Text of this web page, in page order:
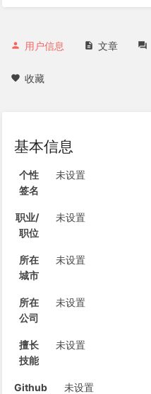
用户信息 文章
收藏
基本信息
个性
签名
未设置
职业/
职位
未设置
所在
城市
未设置
所在
公司
未设置
擅长
技能
未设置
Github 未设置